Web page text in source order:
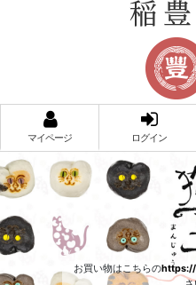
マイページ ログイン
お買い物はこちらの